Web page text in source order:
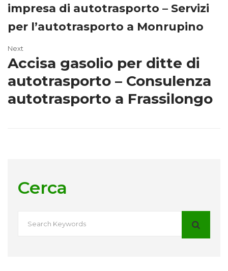
impresa di autotrasporto – Servizi
per l’autotrasporto a Monrupino
Next
Accisa gasolio per ditte di
autotrasporto – Consulenza
autotrasporto a Frassilongo
Cerca